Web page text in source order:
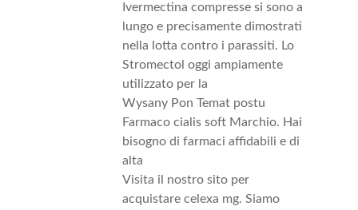
Ivermectina compresse si sono a
lungo e precisamente dimostrati
nella lotta contro i parassiti. Lo
Stromectol oggi ampiamente
utilizzato per la
Wysany Pon Temat postu
Farmaco cialis soft Marchio. Hai
bisogno di farmaci affidabili e di
alta
Visita il nostro sito per
acquistare celexa mg. Siamo